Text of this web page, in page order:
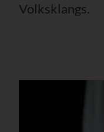
Volksklangs.